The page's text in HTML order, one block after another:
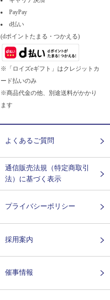
PayPay
d払い
(dポイントたまる・つかえる)
※「ロイズeギフト」はクレジットカ
ード払いのみ
※商品代金の他、別途送料がかかり
ます
よくあるご質問
通信販売法規（特定商取引
法）に基づく表示
プライバシーポリシー
採用案内
催事情報